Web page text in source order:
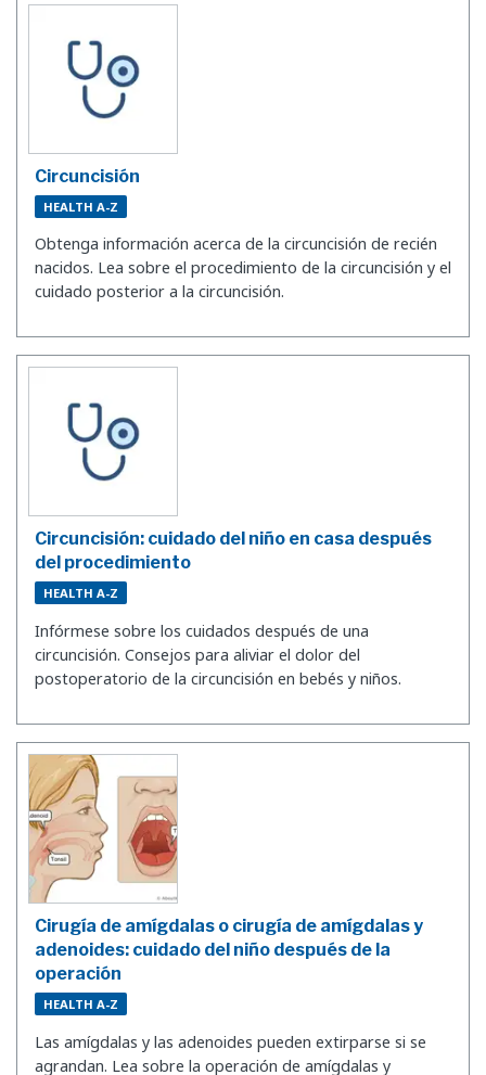
Circuncisión
HEALTH A-Z
Obtenga información acerca de la circuncisión de recién
nacidos. Lea sobre el procedimiento de la circuncisión y el
cuidado posterior a la circuncisión.
Circuncisión: cuidado del niño en casa después
del procedimiento
HEALTH A-Z
Infórmese sobre los cuidados después de una
circuncisión. Consejos para aliviar el dolor del
postoperatorio de la circuncisión en bebés y niños.
Cirugía de amígdalas o cirugía de amígdalas y
adenoides: cuidado del niño después de la
operación
HEALTH A-Z
Las amígdalas y las adenoides pueden extirparse si se
agrandan. Lea sobre la operación de amígdalas y